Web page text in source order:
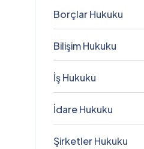
Borçlar Hukuku
Bilişim Hukuku
İş Hukuku
İdare Hukuku
Şirketler Hukuku